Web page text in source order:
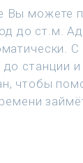
Вы можете
до ст.м.
станции
чтобы